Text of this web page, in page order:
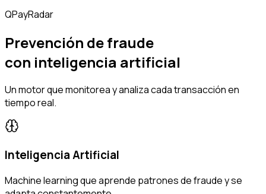
QPayRadar
Prevención de fraude
con inteligencia artificial
Un motor que monitorea y analiza cada transacción en
tiempo real.
Inteligencia Artificial
Machine learning que aprende patrones de fraude y se